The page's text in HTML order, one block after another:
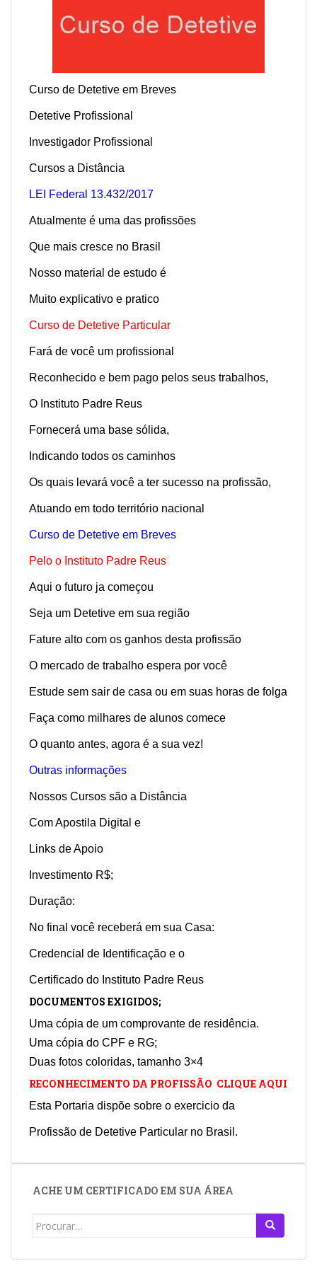
Curso de Detetive em Breves
Detetive Profissional
Investigador Profissional
Cursos a Distância
LEI Federal 13.432/2017
Atualmente é uma das profissões
Que mais cresce no Brasil
Nosso material de estudo é
Muito explicativo e pratico
Curso de Detetive Particular
Fará de você um profissional
Reconhecido e bem pago pelos seus trabalhos,
O Instituto Padre Reus
Fornecerá uma base sólida,
Indicando todos os caminhos
Os quais levará você a ter sucesso na profissão,
Atuando em todo território nacional
Curso de Detetive em Breves
Pelo o Instituto Padre Reus
Aqui o futuro ja começou
Seja um Detetive em sua região
Fature alto com os ganhos desta profissão
O mercado de trabalho espera por você
Estude sem sair de casa ou em suas horas de folga
Faça como milhares de alunos comece
O quanto antes, agora é a sua vez!
Outras informações
Nossos Cursos são a Distância
Com Apostila Digital e
Links de Apoio
Investimento R$;
Duração:
No final você receberá em sua Casa:
Credencial de Identificação e o
Certificado do Instituto Padre Reus
DOCUMENTOS EXIGIDOS;
Uma cópia de um comprovante de residência.
Uma cópia do CPF e RG;
Duas fotos coloridas, tamanho 3×4
RECONHECIMENTO DA PROFISSÃO CLIQUE AQUI
Esta Portaria dispõe sobre o exercicio da
Profissão de Detetive Particular no Brasil.
ACHE UM CERTIFICADO EM SUA ÁREA
Search